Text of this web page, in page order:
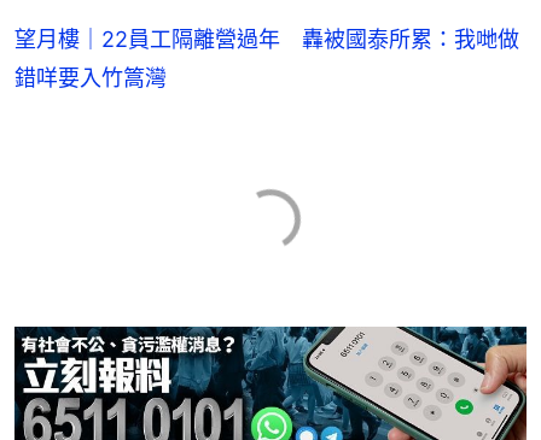
望月樓｜22員工隔離營過年 轟被國泰所累：我哋做
錯咩要入竹篙灣